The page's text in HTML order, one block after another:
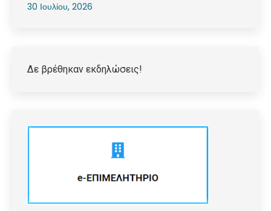
30 Ιουλίου, 2026
Δε βρέθηκαν εκδηλώσεις!